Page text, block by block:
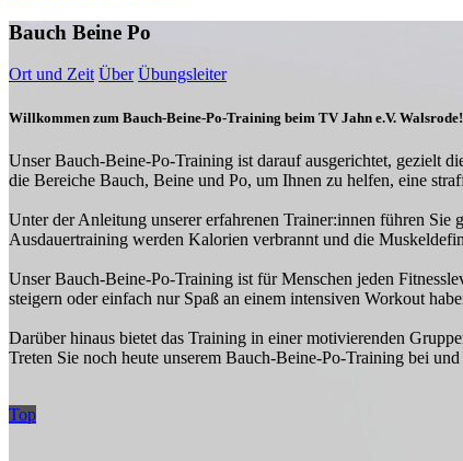
Bauch Beine Po
Ort und Zeit Über Übungsleiter
Willkommen zum Bauch-Beine-Po-Training beim TV Jahn e.V. Walsrode!
Unser Bauch-Beine-Po-Training ist darauf ausgerichtet, gezielt
die Bereiche Bauch, Beine und Po, um Ihnen zu helfen, eine
Unter der Anleitung unserer erfahrenen Trainer:innen führen
Ausdauertraining werden Kalorien verbrannt und die
Unser Bauch-Beine-Po-Training ist für Menschen jeden
steigern oder einfach nur Spaß an einem intensiven Workout
Darüber hinaus bietet das Training in einer motivierenden
Treten Sie noch heute unserem Bauch-Beine-Po-Training bei
Top